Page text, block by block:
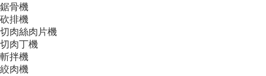
鋸骨機
砍排機
切肉絲肉片機
切肉丁機
斬拌機
絞肉機